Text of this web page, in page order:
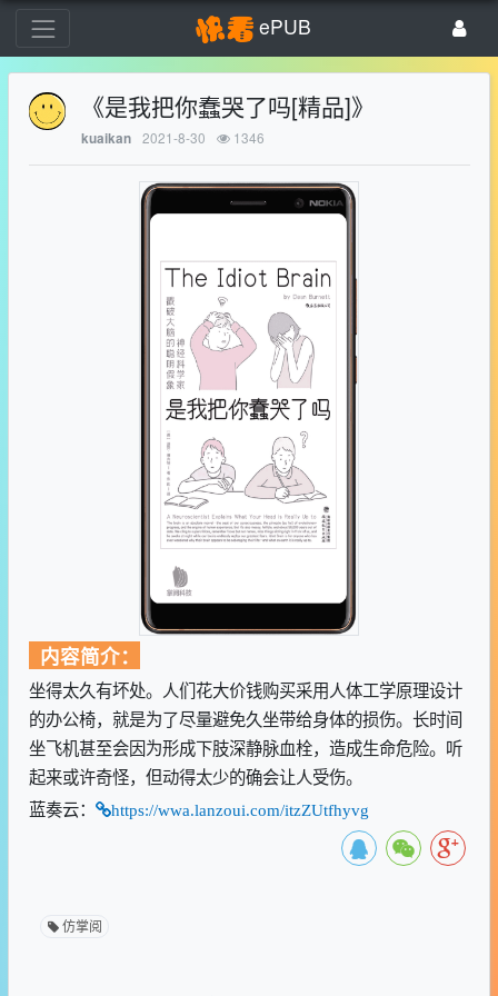
ePUB
《是我把你蠢哭了吗[精品]》
kuaikan 2021-8-30 1346
内容简介：
坐得太久有坏处。人们花大价钱购买采用人体工学原理设计
的办公椅，就是为了尽量避免久坐带给身体的损伤。长时间
坐飞机甚至会因为形成下肢深静脉血栓，造成生命危险。听
起来或许奇怪，但动得太少的确会让人受伤。
蓝奏云：
https://wwa.lanzoui.com/itzZUtfhyvg
仿掌阅